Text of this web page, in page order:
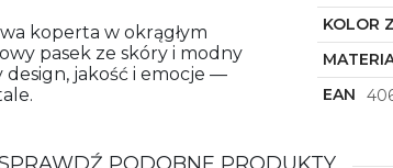
koperta w okrągłym
pasek ze skóry i modny
design, jakość i emocje —
KOLOR
EAN